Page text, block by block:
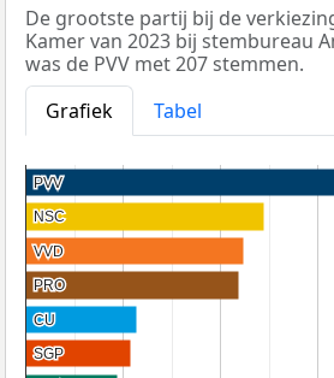
De grootste partij bij de
Kamer van 2023 bij stembureau
was de PVV met 207 stemmen.
Grafiek
Tabel
PVV
PVV
NSC
NSC
VVD
VVD
PRO
PRO
CU
CU
SGP
SGP